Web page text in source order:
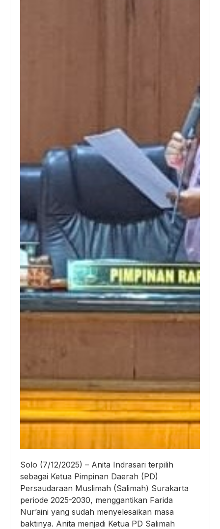
Solo (7/12/2025) – Anita Indrasari terpilih
sebagai Ketua Pimpinan Daerah (PD)
Persaudaraan Muslimah (Salimah) Surakarta
periode 2025-2030, menggantikan Farida
Nur’aini yang sudah menyelesaikan masa
baktinya. Anita menjadi Ketua PD Salimah